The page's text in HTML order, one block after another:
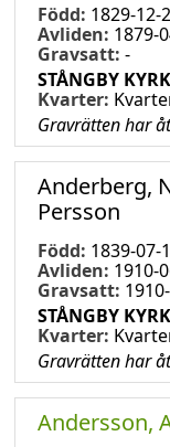
Född: 1829-12-
Avliden: 1879-
Gravsatt: -
STÅNGBY
Kvarter:
Gravrätten har
Anderberg,
Persson
Född: 1839-07-
Avliden: 1910-
Gravsatt:
STÅNGBY
Kvarter:
Gravrätten har
Andersson,